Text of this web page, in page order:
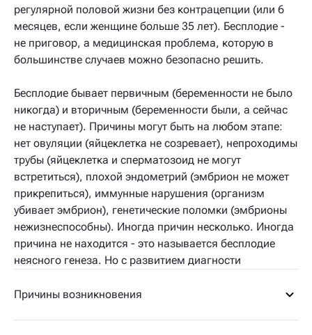
регулярной половой жизни без контрацепции (или 6
месяцев, если женщине больше 35 лет). Бесплодие -
не приговор, а медицинская проблема, которую в
большинстве случаев можно безопасно решить.
Бесплодие бывает первичным (беременности не было
никогда) и вторичным (беременности были, а сейчас
не наступает). Причины могут быть на любом этапе:
нет овуляции (яйцеклетка не созревает), непроходимы
трубы (яйцеклетка и сперматозоид не могут
встретиться), плохой эндометрий (эмбрион не может
прикрепиться), иммунные нарушения (организм
убивает эмбрион), генетические поломки (эмбрионы
нежизнеспособны). Иногда причин несколько. Иногда
причина не находится - это называется бесплодие
неясного генеза. Но с развитием диагности
Причины возникновения